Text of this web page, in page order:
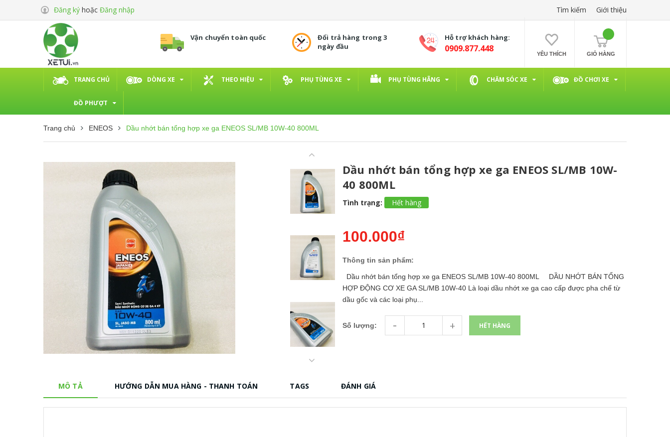
Đăng ký hoặc Đăng nhập Tìm kiếm Giới thiệu
Vận chuyển toàn quốc
Đổi trả hàng trong 3
ngày đầu
Hỗ trợ khách hàng:
0909.877.448 YÊU THÍCH GIỎ HÀNG
TRANG CHỦ DÒNG XE THEO HIỆU PHỤ TÙNG XE PHỤ TÙNG HÃNG CHĂM SÓC XE ĐỒ CHƠI XE
ĐỒ PHƯỢT
Trang chủ ENEOS Dầu nhớt bán tổng hợp xe ga ENEOS SL/MB 10W-40 800ML
Dầu nhớt bán tổng hợp xe ga ENEOS SL/MB 10W-
40 800ML
Tình trạng: Hết hàng
100.000₫
Thông tin sản phẩm:
Dầu nhớt bán tổng hợp xe ga ENEOS SL/MB 10W-40 800ML DẦU NHỚT BÁN TỔNG
HỢP ĐỘNG CƠ XE GA SL/MB 10W-40 Là loại dầu nhớt xe ga cao cấp được pha chế từ
dầu gốc và các loại phụ...
Số lượng: - + HẾT HÀNG
MÔ TẢ HƯỚNG DẪN MUA HÀNG - THANH TOÁN TAGS ĐÁNH GIÁ